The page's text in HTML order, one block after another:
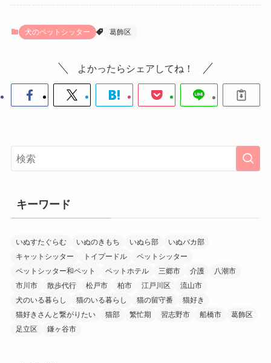
犬のペットシッター 葛飾区
よかったらシェアしてね！
キーワード
いぬすたぐらむ いぬのきもち いぬら部
いぬバカ部
キャットシッター
トイプードル
ペットシッター
ペットシッター和ペット
ペットホテル 三郷市 介護
八潮市
市川市
散歩代行 松戸市 柏市 江戸川区
流山市
犬のいる暮らし
猫のいる暮らし 猫の留守番
猫好き
猫好きさんと繋がりたい
猫部 繁忙期 習志野市 船橋市
葛飾区
足立区
鎌ヶ谷市